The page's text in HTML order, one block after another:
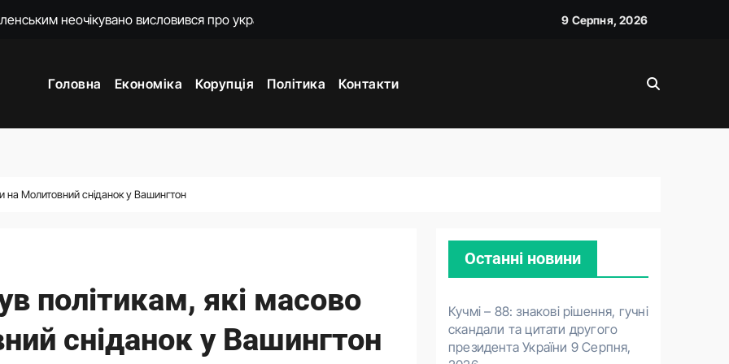
кого насамперед має охопити реформа мобілізації
9 Серпня, 2026
Головна Економіка Корупція Політика Контакти
на Молитовний сніданок у Вашингтон
політикам, які масово
сніданок у Вашингтон
Останні новини
Кучмі – 88: знакові рішення, гучні
скандали та цитати другого
президента України 9 Серпня,